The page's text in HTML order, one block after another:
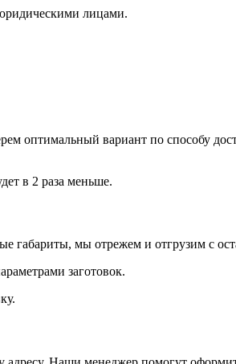
лицами.
оптимальный вариант по способу
в 2 раза меньше.
габариты, мы отрежем и отгрузим с
заготовок.